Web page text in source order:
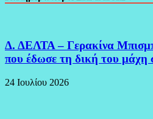
Δ. ΔΕΛΤΑ – Γερακίνα
που έδωσε τη δική του μάχη
24 Ιουλίου 2026